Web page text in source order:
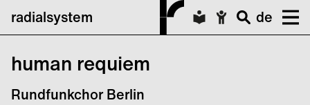
radialsystem de
human requiem
Rundfunkchor Berlin